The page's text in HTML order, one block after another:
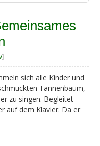
]
sich alle Kinder und
Tannenbaum,
zu singen. Begleitet
auf dem Klavier. Da er